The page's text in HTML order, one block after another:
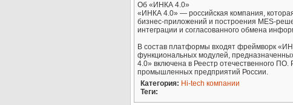
Об «ИНКА 4.0»
«ИНКА 4.0» — российская компания,
бизнес-приложений и построения MES-
интеграции и согласованного обмена
В состав платформы входят фреймворк
функциональных модулей,
4.0» включена в Реестр отечественного
промышленных предприятий России.
Категория: Hi-tech компании
Теги: